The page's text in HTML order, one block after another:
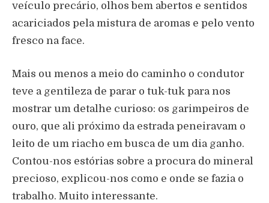
veículo precário, olhos bem abertos e sentidos
acariciados pela mistura de aromas e pelo vento
fresco na face.
Mais ou menos a meio do caminho o condutor
teve a gentileza de parar o tuk-tuk para nos
mostrar um detalhe curioso: os garimpeiros de
ouro, que ali próximo da estrada peneiravam o
leito de um riacho em busca de um dia ganho.
Contou-nos estórias sobre a procura do mineral
precioso, explicou-nos como e onde se fazia o
trabalho. Muito interessante.